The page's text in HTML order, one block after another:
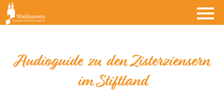
Audioguide zu den Zisterziensern
im Stiftland